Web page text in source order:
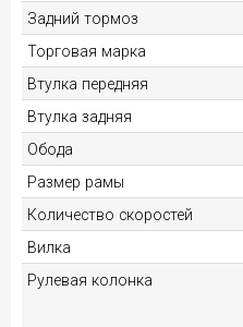
Задний тормоз
Торговая марка
Втулка передняя
Втулка задняя
Обода
Размер рамы
Количество скоростей
Вилка
Рулевая колонка